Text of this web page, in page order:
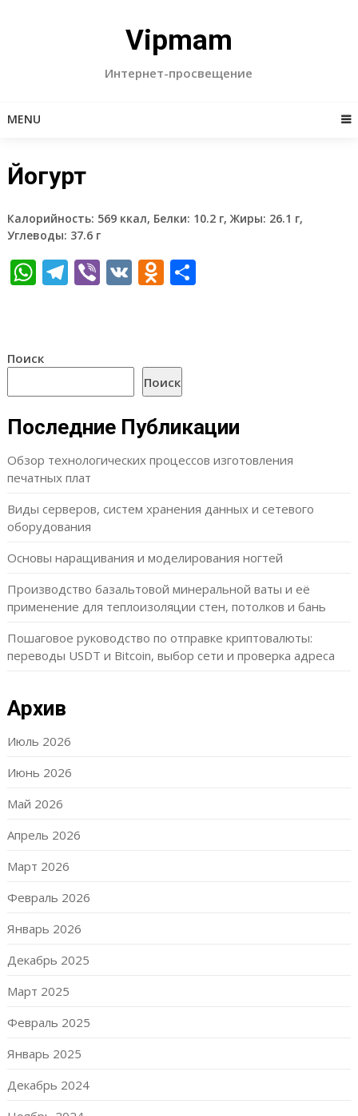
Vipmam
Интернет-просвещение
MENU
Йогурт
Калорийность: 569 ккал, Белки: 10.2 г, Жиры: 26.1 г,
Углеводы: 37.6 г
WhatsApp
Telegram
Viber
VKOdnoklassniki
Отправить
Поиск
Поиск
Последние Публикации
Обзор технологических процессов изготовления
печатных плат
Виды серверов, систем хранения данных и сетевого
оборудования
Основы наращивания и моделирования ногтей
Производство базальтовой минеральной ваты и её
применение для теплоизоляции стен, потолков и бань
Пошаговое руководство по отправке криптовалюты:
переводы USDT и Bitcoin, выбор сети и проверка адреса
Архив
Июль 2026
Июнь 2026
Май 2026
Апрель 2026
Март 2026
Февраль 2026
Январь 2026
Декабрь 2025
Март 2025
Февраль 2025
Январь 2025
Декабрь 2024